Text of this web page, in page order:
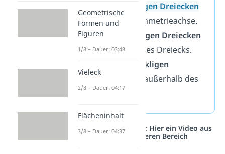
gleichseitigen Dreiecken
auf der Symmetrieachse.
spitzwinkligen Dreiecken
innerhalb des Dreiecks.
stumpfwinkligen
außerhalb des
Dreiecks.
Studyflix vernetzt: Hier ein Video aus
einem anderen Bereich
Geometrische
Formen und
Figuren
1/8 – Dauer: 03:48
Vieleck
2/8 – Dauer: 04:17
Flächeninhalt
3/8 – Dauer: 04:37